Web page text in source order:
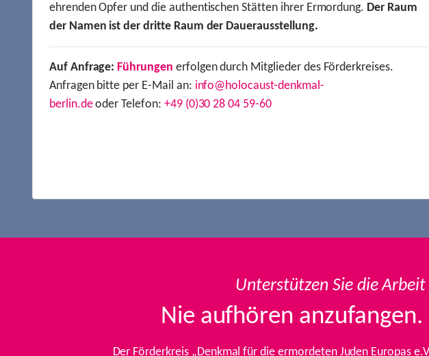
ehrenden Opfer und die authentischen Stätten ihrer Ermordung. Der Raum
der Namen ist der dritte Raum der Dauerausstellung.
Auf Anfrage: Führungen erfolgen durch Mitglieder des Förderkreises.
Anfragen bitte per E-Mail an: info@holocaust-denkmal-
berlin.deoder Telefon: +49 (0)30 28 04 59-60
Unterstützen Sie die
Nie aufhören anzufangen.
Der Förderkreis „Denkmal für die ermordeten Juden Europas